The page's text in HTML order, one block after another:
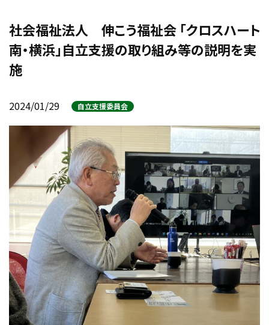
社会福祉法人 伸こう福祉会 「クロスハート
南・横浜」自立支援の取り組み等の説明を実
施
2024/01/29 自立支援委員会